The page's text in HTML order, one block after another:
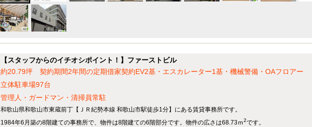
【スタッフからのイチオシポイント！】ファーストビル
約20.79坪 契約期間2年間の定期借家契約EV2基・エスカレーター1基・機械警備・OAフロアー
立体駐車場97台
管理人・ガードマン・清掃員常駐
和歌山県和歌山市東蔵前丁【ＪＲ紀勢本線 和歌山市駅徒歩1分】にある賃貸事務所です。
1984年6月築の8階建ての事務所で、物件は8階建ての6階部分です。物件の広さは68.73ｍ2です。